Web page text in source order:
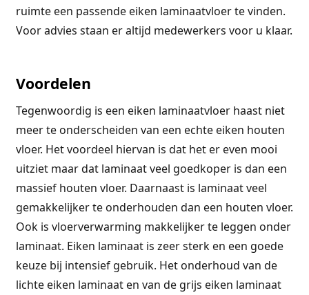
ruimte een passende eiken laminaatvloer te vinden.
Voor advies staan er altijd medewerkers voor u klaar.
Voordelen
Tegenwoordig is een eiken laminaatvloer haast niet
meer te onderscheiden van een echte eiken houten
vloer. Het voordeel hiervan is dat het er even mooi
uitziet maar dat laminaat veel goedkoper is dan een
massief houten vloer. Daarnaast is laminaat veel
gemakkelijker te onderhouden dan een houten vloer.
Ook is vloerverwarming makkelijker te leggen onder
laminaat. Eiken laminaat is zeer sterk en een goede
keuze bij intensief gebruik. Het onderhoud van de
lichte eiken laminaat en van de grijs eiken laminaat